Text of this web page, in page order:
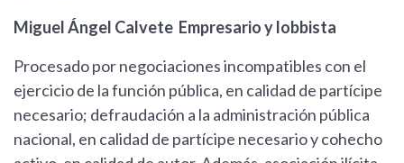
Miguel Ángel Calvete Empresario y lobbista
Procesado por negociaciones incompatibles con el
ejercicio de la función pública, en calidad de partícipe
necesario; defraudación a la administración pública
nacional, en calidad de partícipe necesario y cohecho